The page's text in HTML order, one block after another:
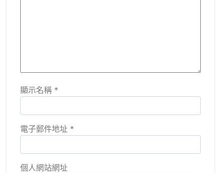
顯示名稱 *
電子郵件地址 *
個人網站網址